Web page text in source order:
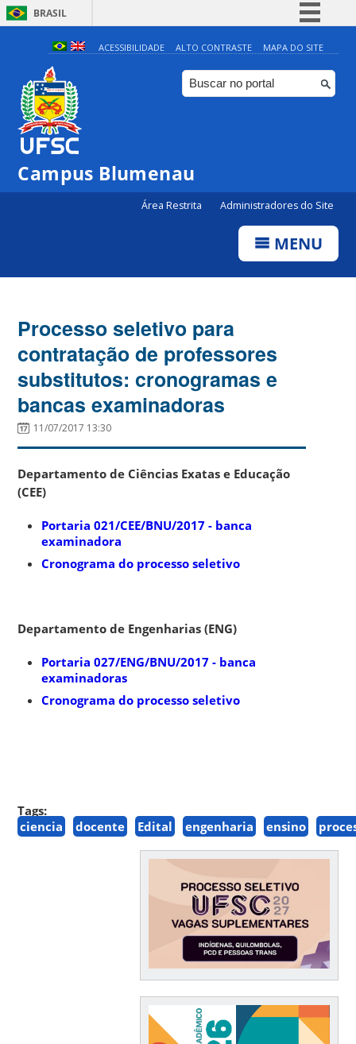
BRASIL
Simplifique!
Comunica BR
Participe
ACESSIBILIDADE ALTO CONTRASTE MAPA DO SITE
Campus Blumenau
Área Restrita Administradores do Site
MENU
Processo seletivo para
contratação de professores
substitutos: cronogramas e
bancas examinadoras
11/07/2017 13:30
Departamento de Ciências Exatas e Educação
(CEE)
Portaria 021/CEE/BNU/2017 - banca
examinadora
Cronograma do processo seletivo
Departamento de Engenharias (ENG)
Portaria 027/ENG/BNU/2017 - banca
examinadoras
Cronograma do processo seletivo
Tags:
ciencia
docente Edital engenharia ensino